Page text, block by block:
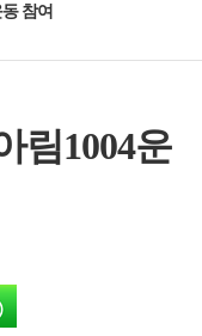
참여
림1004운
공유
공유